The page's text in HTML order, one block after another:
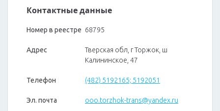
Контактные данные
Номер в реестре 68795
Адрес
Тверская обл, г Торжок, ш
Калининское, 47
Телефон (482) 5192165; 5192051
Эл. почта ooo.torzhok-trans@yandex.ru